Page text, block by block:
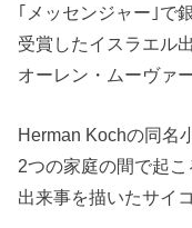
｢メッセンジャー｣で
受賞したイスラエル
オーレン・ムーヴァ
Herman Kochの同名
2つの家庭の間で起
出来事を描いたサイ